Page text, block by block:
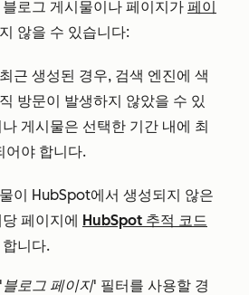
로그 게시물이나 페이지가 페이
않을 수 있습니다:
근 생성된 경우, 검색 엔진에 색
방문이 발생하지 않았을 수 있
게시물은 선택한 기간 내에 최
어야 합니다.
이 HubSpot에서 생성되지 않은
페이지에 HubSpot 추적 코드
니다.
'블로그 페이지' 필터를 사용할 경